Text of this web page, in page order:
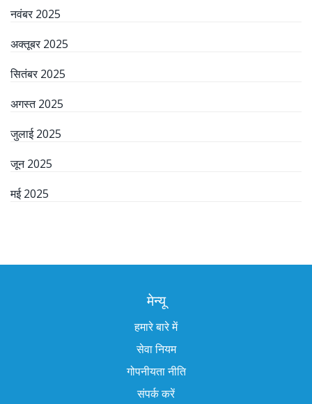
नवंबर 2025
अक्तूबर 2025
सितंबर 2025
अगस्त 2025
जुलाई 2025
जून 2025
मई 2025
मेन्यू
हमारे बारे में
सेवा नियम
गोपनीयता नीति
संपर्क करें